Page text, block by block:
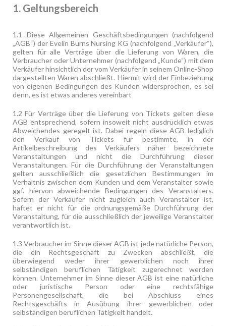
1. Geltungsbereich
1.1 Diese Allgemeinen Geschäftsbedingungen (nachfolgend
„AGB“) der Evelin Burns Nursing KG (nachfolgend „Verkäufer“),
gelten für alle Verträge über die Lieferung von Waren, die
Verbraucher oder Unternehmer (nachfolgend „Kunde“) mit dem
Verkäufer hinsichtlich der vom Verkäufer in seinem Online-Shop
dargestellten Waren abschließt. Hiermit wird der Einbeziehung
von eigenen Bedingungen des Kunden widersprochen, es sei
denn, es ist etwas anderes vereinbart
1.2 Für Verträge über die Lieferung von Tickets gelten diese
AGB entsprechend, sofern insoweit nicht ausdrücklich etwas
Abweichendes geregelt ist. Dabei regeln diese AGB lediglich
den Verkauf von Tickets für bestimmte, in der
Artikelbeschreibung des Verkäufers näher bezeichnete
Veranstaltungen und nicht die Durchführung dieser
Veranstaltungen. Für die Durchführung der Veranstaltungen
gelten ausschließlich die gesetzlichen Bestimmungen im
Verhältnis zwischen dem Kunden und dem Veranstalter sowie
ggf. hiervon abweichende Bedingungen des Veranstalters.
Sofern der Verkäufer nicht zugleich auch Veranstalter ist,
haftet er nicht für die ordnungsgemäße Durchführung der
Veranstaltung, für die ausschließlich der jeweilige Veranstalter
verantwortlich ist.
1.3 Verbraucher im Sinne dieser AGB ist jede natürliche Person,
die ein Rechtsgeschäft zu Zwecken abschließt, die
überwiegend weder ihrer gewerblichen noch ihrer
selbständigen beruflichen Tätigkeit zugerechnet werden
können. Unternehmer im Sinne dieser AGB ist eine natürliche
oder juristische Person oder eine rechtsfähige
Personengesellschaft, die bei Abschluss eines
Rechtsgeschäfts in Ausübung ihrer gewerblichen oder
selbständigen beruflichen Tätigkeit handelt.